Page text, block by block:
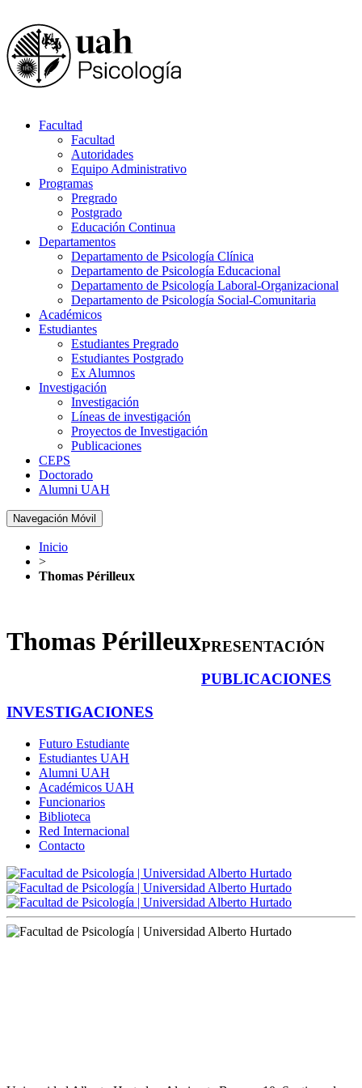
Facultad
Facultad
Autoridades
Equipo Administrativo
Programas
Pregrado
Postgrado
Educación Continua
Departamentos
Departamento de Psicología Clínica
Departamento de Psicología Educacional
Departamento de Psicología Laboral-Organizacional
Departamento de Psicología Social-Comunitaria
Académicos
Estudiantes
Estudiantes Pregrado
Estudiantes Postgrado
Ex Alumnos
Investigación
Investigación
Líneas de investigación
Proyectos de Investigación
Publicaciones
CEPS
Doctorado
Alumni UAH
Navegación Móvil
Inicio
>
Thomas Périlleux
Thomas PérilleuxPRESENTACIÓN
PUBLICACIONES
INVESTIGACIONES
Futuro Estudiante
Estudiantes UAH
Alumni UAH
Académicos UAH
Funcionarios
Biblioteca
Red Internacional
Contacto